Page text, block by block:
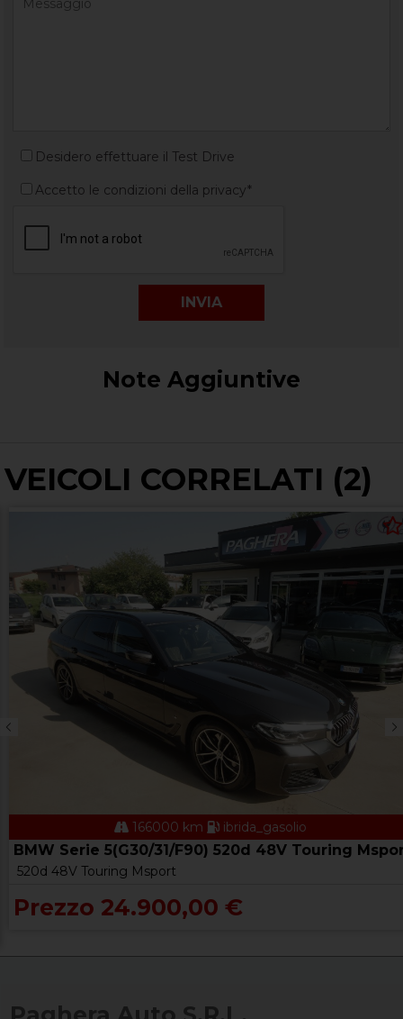
Desidero effettuare il Test Drive
Accetto le condizioni della privacy*
Note Aggiuntive
VEICOLI CORRELATI (2)
166000 km ibrida_gasolio
BMW Serie 5(G30/31/F90) 520d 48V Touring
520d 48V Touring Msport
Prezzo 24.900,00 €